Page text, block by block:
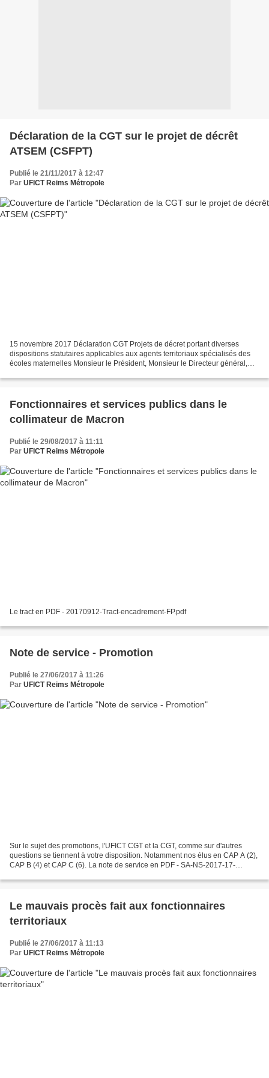
Déclaration de la CGT sur le projet de décrêt
ATSEM (CSFPT)
Publié le 21/11/2017 à 12:47
Par UFICT Reims Métropole
15 novembre 2017 Déclaration CGT Projets de décret portant diverses
dispositions statutaires applicables aux agents territoriaux spécialisés des
écoles maternelles Monsieur le Président, Monsieur le Directeur général,
Fonctionnaires et services publics dans le
collimateur de Macron
Publié le 29/08/2017 à 11:11
Par UFICT Reims Métropole
Le tract en PDF - 20170912-Tract-encadrement-FP.pdf
Note de service - Promotion
Publié le 27/06/2017 à 11:26
Par UFICT Reims Métropole
Sur le sujet des promotions, l'UFICT CGT et la CGT, comme sur d'autres
questions se tiennent à votre disposition. Notamment nos élus en CAP A (2),
CAP B (4) et CAP C (6). La note de service en PDF - SA-NS-2017-17-
Le mauvais procès fait aux fonctionnaires
territoriaux
Publié le 27/06/2017 à 11:13
Par UFICT Reims Métropole